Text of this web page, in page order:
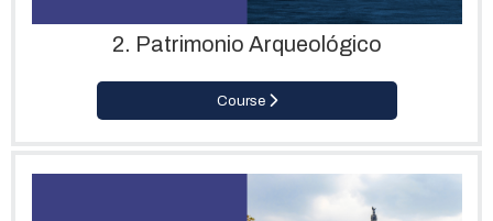
2. Patrimonio Arqueológico
Course